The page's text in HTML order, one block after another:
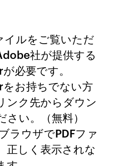
イルをご覧いただ
社が提供する
必要です。
お持ちでない方
ンク先からダウン
い。（無料）
ラウザでPDFファ
正しく表示されな